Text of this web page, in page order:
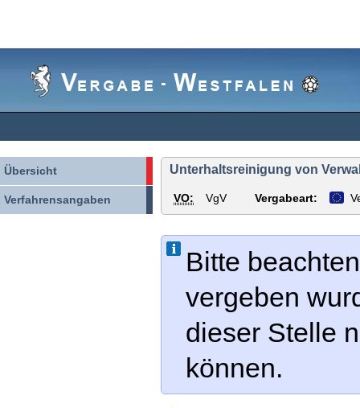
Übersicht
Verfahrensangaben
Unterhaltsreinigung von
VO: VgV Vergabeart:
Bitte
vergeben
dieser Stelle
können.